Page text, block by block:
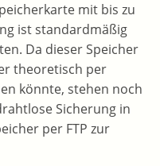
mit bis zu
ist standardmäßig
Da dieser Speicher
theoretisch per
könnte, stehen noch
Sicherung in
per FTP zur